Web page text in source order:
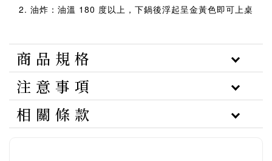
油炸：油溫 180 度以上，下鍋後浮起呈金黃色即可上桌
商 品 規 格
注 意 事 項
相 關 條 款